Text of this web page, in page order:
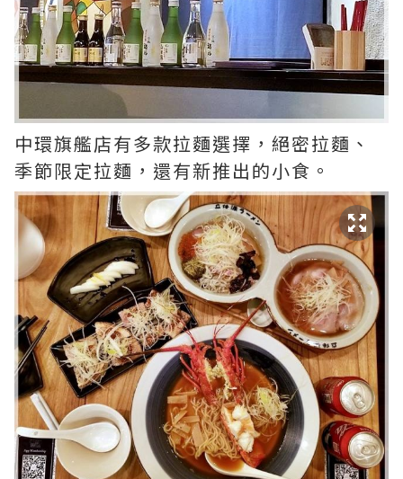
中環旗艦店有多款拉麵選擇，絕密拉麵、
季節限定拉麵，還有新推出的小食。